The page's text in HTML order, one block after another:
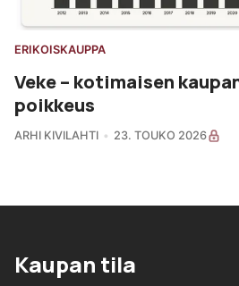
ERIKOISKAUPPA
Veke – kotimaisen
poikkeus
ARHI KIVILAHTI 23. TOUKO 2026
Kaupan tila